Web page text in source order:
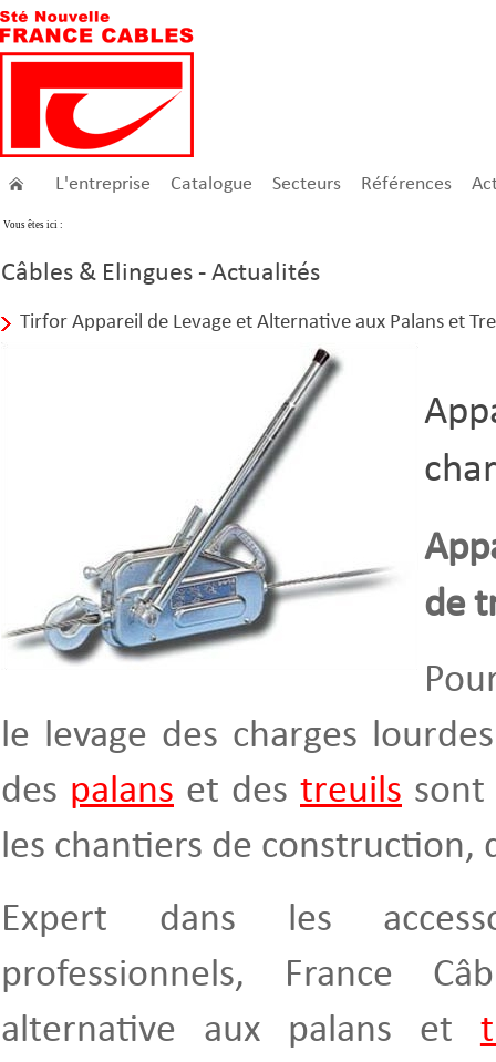
L'entreprise Catalogue Secteurs Références
Vous êtes ici :
Câbles & Elingues - Actualités
Tirfor Appareil de Levage et Alternative aux Palans et
de
le levage des charges
des palans et des treuils sont
les chantiers de construction,
Expert dans les
professionnels, France
alternative aux palans et